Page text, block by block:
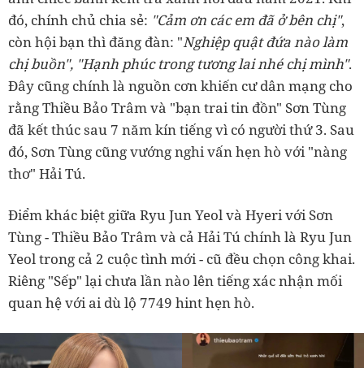
đó, chính chủ chia sẻ: "Cảm ơn các em đã ở bên chị",
còn hội bạn thì đăng đàn: "Nghiệp quật đứa nào làm
chị buồn", "Hạnh phúc trong tương lai nhé chị mình".
Đây cũng chính là nguồn cơn khiến cư dân mạng cho
rằng Thiều Bảo Trâm và "bạn trai tin đồn" Sơn Tùng
đã kết thúc sau 7 năm kín tiếng vì có người thứ 3. Sau
đó, Sơn Tùng cũng vướng nghi vấn hẹn hò với "nàng
thơ" Hải Tú.
Điểm khác biệt giữa Ryu Jun Yeol và Hyeri với Sơn
Tùng - Thiều Bảo Trâm và cả Hải Tú chính là Ryu Jun
Yeol trong cả 2 cuộc tình mới - cũ đều chọn công khai.
Riêng "Sếp" lại chưa lần nào lên tiếng xác nhận mối
quan hệ với ai dù lộ 7749 hint hẹn hò.